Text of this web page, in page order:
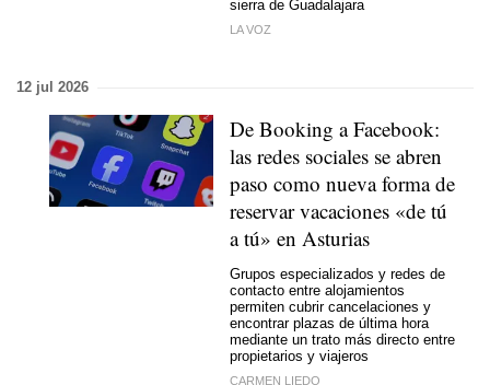
sierra de Guadalajara
LA VOZ
12 jul 2026
De Booking a Facebook:
las redes sociales se abren
paso como nueva forma de
reservar vacaciones «de tú
a tú» en Asturias
Grupos especializados y redes de
contacto entre alojamientos
permiten cubrir cancelaciones y
encontrar plazas de última hora
mediante un trato más directo entre
propietarios y viajeros
CARMEN LIEDO